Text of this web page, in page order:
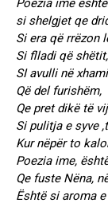
Poezia ime
si shelgjet qe
Si era që rrëzon
Si flladi që
SI avulli në
Që del furishëm,
Qe pret dikë të
Si pulitja e syve
Kur nëpër to
Poezia ime,
Qe fuste Nëna,
Është si aroma e